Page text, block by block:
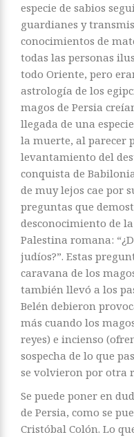
especie de sabios
guardianes y
conocimientos de
todas las personas
todo Oriente, pero
astrología de los
magos de Persia
llegada de una
la muerte, al parecer
levantamiento del
conquista de
de muy lejos cae por
preguntas que
desconocimiento de
Palestina romana:
judíos?”. Estas
caravana de los
también llevó a los
Belén debieron
más cuando los
reyes) e incienso
sospecha de lo que
se volvieron por otra
Se puede poner en
de Persia, como se
Cristóbal Colón. Lo